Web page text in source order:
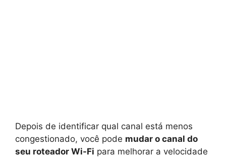
Depois de identificar qual canal está menos
congestionado, você pode mudar o canal do
seu roteador Wi-Fi para melhorar a velocidade